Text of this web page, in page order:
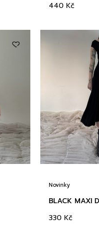
440 Kč
Novinky
BLACK MAXI
330 Kč